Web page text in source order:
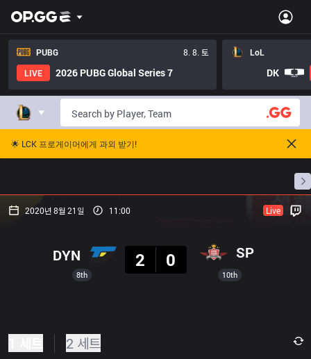
PUBG
8. 8. 토
LIVE
2026 PUBG Global Series 7
LoL
DK
🌟 LCK 프로게이머에게 과외 받기!
프로빌
2020년 8월 21일 11:00 Live
8th
DYN
2
0 SP
10th
2 세트